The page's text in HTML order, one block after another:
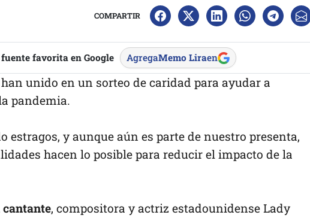
COMPARTIR
favorita en Google AgregaMemo Liraen
han unido en un sorteo de caridad para ayudar a
pandemia.
estragos, y aunque aún es parte de nuestro presenta,
hacen lo posible para reducir el impacto de la
, compositora y actriz estadounidense Lady